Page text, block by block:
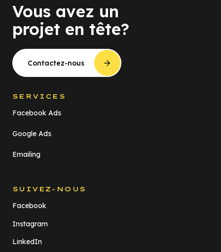
Vous avez un
projet en tête?
Contactez-nous
SERVICES
Facebook Ads
Google Ads
Emailing
SUIVEZ-NOUS
Facebook
Instagram
LinkedIn